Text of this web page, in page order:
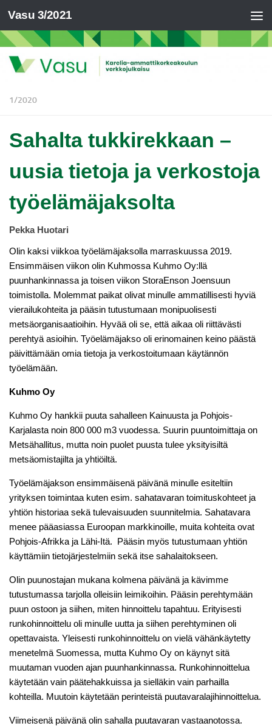
Vasu 3/2021
1/2020
Sahalta tukkirekkaan –
uusia tietoja ja verkostoja
työelämäjaksolta
Pekka Huotari
Olin kaksi viikkoa työelämäjaksolla marraskuussa 2019.
Ensimmäisen viikon olin Kuhmossa Kuhmo Oy:llä
puunhankinnassa ja toisen viikon StoraEnson Joensuun
toimistolla. Molemmat paikat olivat minulle ammatillisesti hyviä
vierailukohteita ja pääsin tutustumaan monipuolisesti
metsäorganisaatioihin. Hyvää oli se, että aikaa oli riittävästi
perehtyä asioihin. Työelämäjakso oli erinomainen keino päästä
päivittämään omia tietoja ja verkostoitumaan käytännön
työelämään.
Kuhmo Oy
Kuhmo Oy hankkii puuta sahalleen Kainuusta ja Pohjois-
Karjalasta noin 800 000 m3 vuodessa. Suurin puuntoimittaja on
Metsähallitus, mutta noin puolet puusta tulee yksityisiltä
metsäomistajilta ja yhtiöiltä.
Työelämäjakson ensimmäisenä päivänä minulle esiteltiin
yrityksen toimintaa kuten esim. sahatavaran toimituskohteet ja
yhtiön historiaa sekä tulevaisuuden suunnitelmia. Sahatavara
menee pääasiassa Euroopan markkinoille, muita kohteita ovat
Pohjois-Afrikka ja Lähi-Itä. Pääsin myös tutustumaan yhtiön
käyttämiin tietojärjestelmiin sekä itse sahalaitokseen.
Olin puunostajan mukana kolmena päivänä ja kävimme
tutustumassa tarjolla olleisiin leimikoihin. Pääsin perehtymään
puun ostoon ja siihen, miten hinnoittelu tapahtuu. Erityisesti
runkohinnoittelu oli minulle uutta ja siihen perehtyminen oli
opettavaista. Yleisesti runkohinnoittelu on vielä vähänkäytetty
menetelmä Suomessa, mutta Kuhmo Oy on käynyt sitä
muutaman vuoden ajan puunhankinnassa. Runkohinnoittelua
käytetään vain päätehakkuissa ja sielläkin vain parhailla
kohteilla. Muutoin käytetään perinteistä puutavaralajihinnoittelua.
Viimeisenä päivänä olin sahalla puutavaran vastaanotossa.